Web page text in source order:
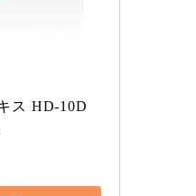
ス HD-10D